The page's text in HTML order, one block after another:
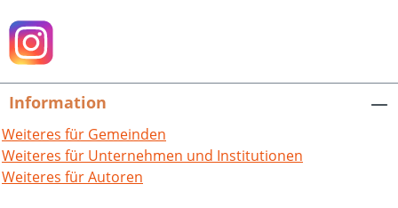
zunehmend beachtete und geförderte
Stellung. Das reich ausgestattete Buch
bietet mittels einer spannenden und
abwechslungsreichen Zusammenschau
Information
Weiteres für Gemeinden
Weiteres für Unternehmen und Institutionen
Weiteres für Autoren